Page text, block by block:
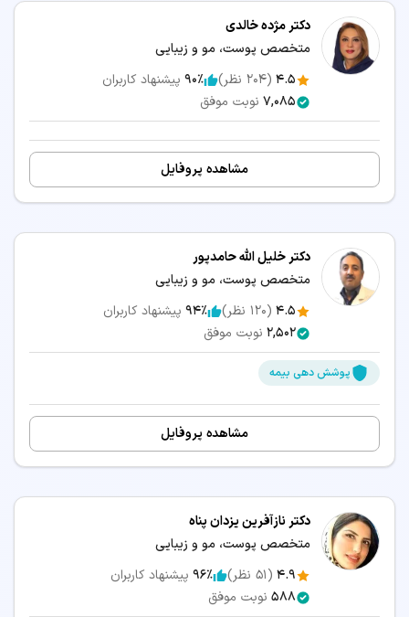
دکتر مژده خالدی
متخصص پوست، مو و زیبایی
4.5
(
204 نظر) 90٪ پیشنهاد کاربران
7,085 نوبت موفق
مشاهده پروفایل
دکتر خلیل الله حامدپور
متخصص پوست، مو و زیبایی
4.5
(
120 نظر) 94٪ پیشنهاد کاربران
2,502 نوبت موفق
پوشش دهی بیمه
مشاهده پروفایل
دکتر نازآفرین یزدان پناه
متخصص پوست، مو و زیبایی
4.9
(
51 نظر) 96٪ پیشنهاد کاربران
588 نوبت موفق